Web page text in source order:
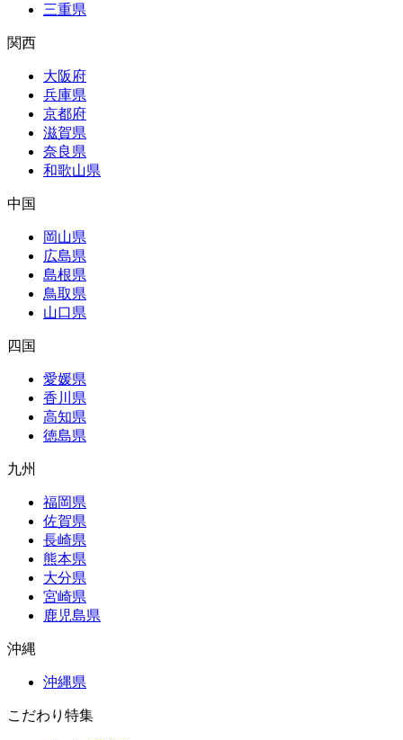
三重県
関西
大阪府
兵庫県
京都府
滋賀県
奈良県
和歌山県
中国
岡山県
広島県
島根県
鳥取県
山口県
四国
愛媛県
香川県
高知県
徳島県
九州
福岡県
佐賀県
長崎県
熊本県
大分県
宮崎県
鹿児島県
沖縄
沖縄県
こだわり特集